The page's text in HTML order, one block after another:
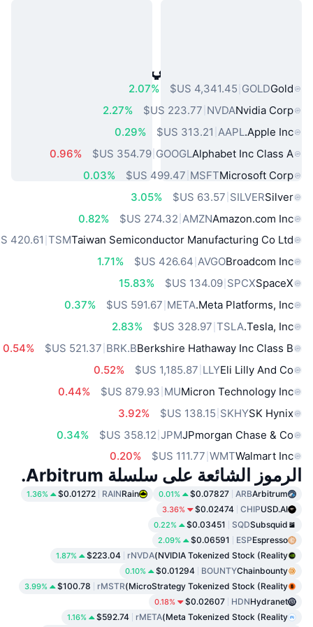
أصول العالم الحقيقي الشائعة
Gold
GOLD
2.07%
Nvidia Corp
NVDA
2.27%
Apple Inc.
AAPL
0.29%
Alphabet Inc Class A
GOOGL
‏354.79 US$
0.96%
Microsoft Corp
MSFT
0.03%
Silver
SILVER
3.05%
Amazon.com Inc
AMZN
0.82%
Taiwan Semiconductor Manufacturing Co Ltd
TSM
Broadcom Inc
AVGO
1.71%
SpaceX
SPCX
‏134.09 US$
15.83%
Meta Platforms, Inc.
META
0.37%
Tesla, Inc.
TSLA
2.83%
Berkshire Hathaway Inc Class B
BRK.B
0.54%
Eli Lilly And Co
LLY
0.52%
Micron Technology Inc
MU
0.44%
SK Hynix
SKHY
3.92%
JPmorgan Chase & Co
JPM
0.34%
Walmart Inc
WMT
0.20%
الرموز الشائعة على سلسلة Arbitrum.
Arbitrum
ARB
$0.07827
0.01%
Rain
RAIN
$0.01272
1.36%
USD.AI
CHIP
$0.02474
3.36%
Subsquid
SQD
$0.03451
0.22%
Espresso
ESP
$0.06591
2.09%
NVIDIA Tokenized Stock (Reality)
rNVDA
$223.04
1.87%
Chainbounty
BOUNTY
$0.01294
0.10%
MicroStrategy Tokenized Stock (Reality)
rMSTR
$100.78
3.99%
Hydranet
HDN
$0.02607
0.18%
Meta Tokenized Stock (Reality)
rMETA
$592.74
1.16%